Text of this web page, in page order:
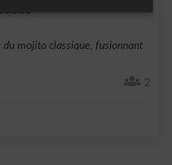
mojito classique, fusionnant
2